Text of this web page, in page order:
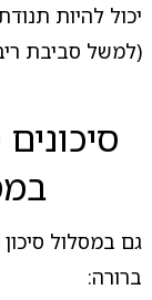
יכול להיות
(למשל סביבת
גם במסלול
ברורה: